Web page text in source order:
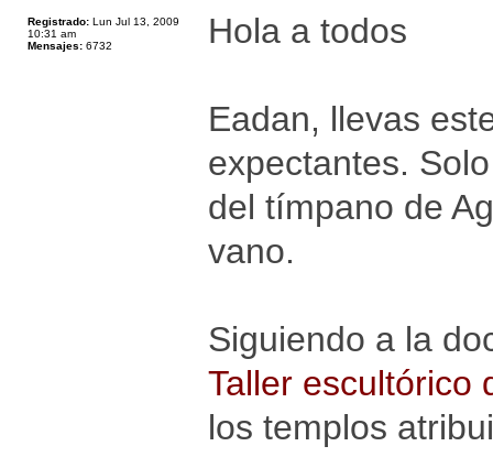
Registrado: Lun Jul 13, 2009
10:31 am
Mensajes: 6732 Hola a todos
Eadan, llevas
expectantes.
del tímpano de
vano.
Siguiendo a la
Taller escultórico
los templos